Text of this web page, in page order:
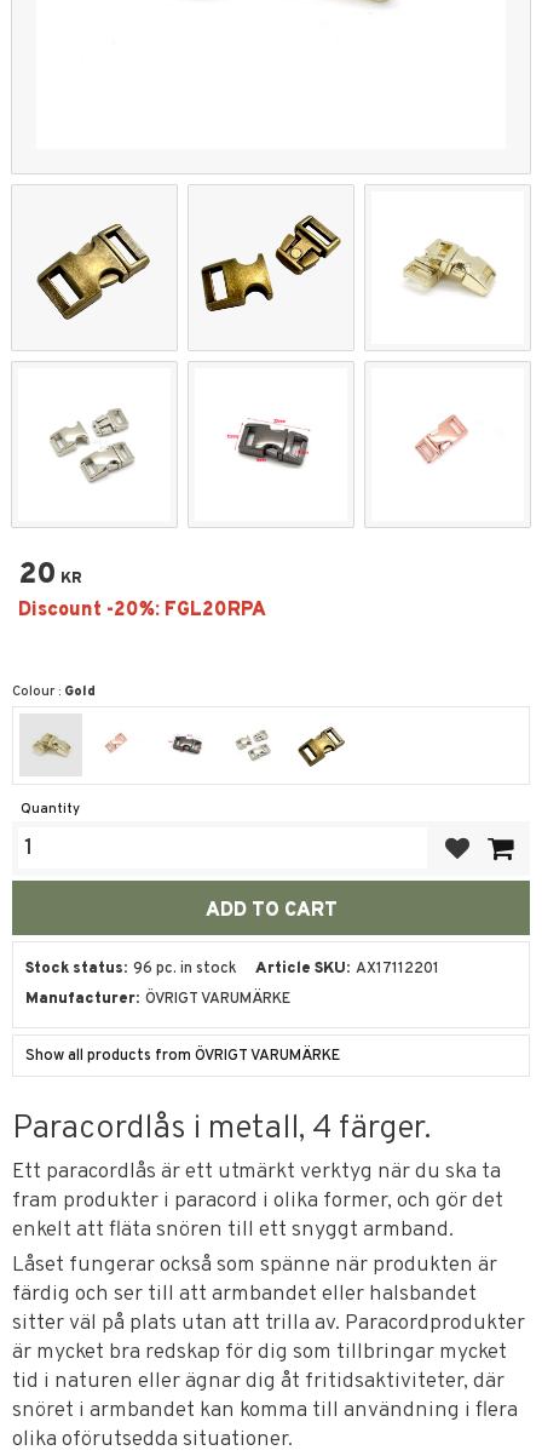
20 KR
Colour : Gold
Quantity
Stock status 96 pc. in stock Article SKU AX17112201
Manufacturer ÖVRIGT VARUMÄRKE
Show all products from ÖVRIGT VARUMÄRKE
Paracordlås i metall, 4 färger.
Ett paracordlås är ett utmärkt verktyg när du ska ta
fram produkter i paracord i olika former, och gör det
enkelt att fläta snören till ett snyggt armband.
Låset fungerar också som spänne när produkten är
färdig och ser till att armbandet eller halsbandet
sitter väl på plats utan att trilla av. Paracordprodukter
är mycket bra redskap för dig som tillbringar mycket
tid i naturen eller ägnar dig åt fritidsaktiviteter, där
snöret i armbandet kan komma till användning i flera
olika oförutsedda situationer.